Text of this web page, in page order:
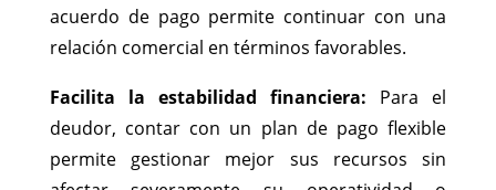
acuerdo de pago permite continuar con una
relación comercial en términos favorables.
Facilita la estabilidad financiera: Para el
deudor, contar con un plan de pago flexible
permite gestionar mejor sus recursos sin